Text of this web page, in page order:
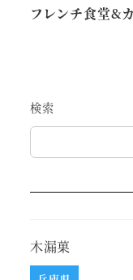
フレンチ食堂&
検索
木漏菓